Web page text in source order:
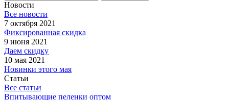
Новости
Все новости
7 октября 2021
Фиксированная скидка
9 июня 2021
Даем скидку
10 мая 2021
Новинки этого мая
Статьи
Все статьи
Впитывающие пеленки оптом